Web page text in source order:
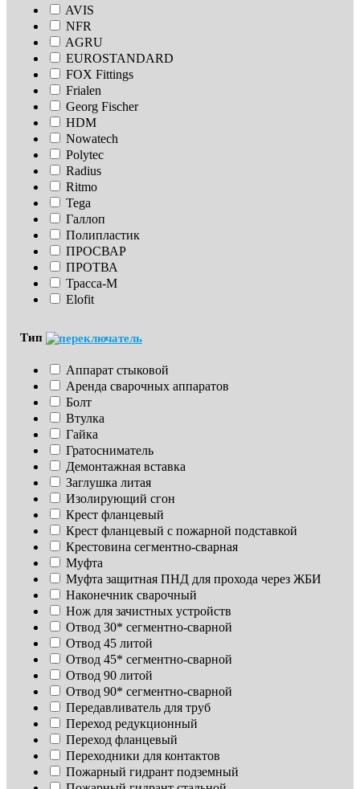
AVIS
NFR
AGRU
EUROSTANDARD
FOX Fittings
Frialen
Georg Fischer
HDM
Nowatech
Polytec
Radius
Ritmo
Tega
Галлоп
Полипластик
ПРОСВАР
ПРОТВА
Трасса-М
Elofit
Тип
Аппарат стыковой
Аренда сварочных аппаратов
Болт
Втулка
Гайка
Гратосниматель
Демонтажная вставка
Заглушка литая
Изoлирующий сгон
Крест фланцевый
Крест фланцевый с пожарной подставкой
Крестовина сегментно-сварная
Муфта
Муфта защитная ПНД для прохода через ЖБИ
Наконечник сварочный
Нож для зачистных устройств
Отвод 30* сегментно-сварной
Отвод 45 литой
Отвод 45* сегментно-сварной
Отвод 90 литой
Отвод 90* сегментно-сварной
Передавливатель для труб
Переход редукционный
Переход фланцевый
Переходники для контактов
Пожарный гидрант подземный